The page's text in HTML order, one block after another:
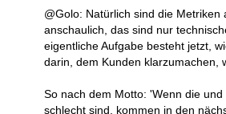
@Golo: Natürlich sind die Metriken
anschaulich, das sind nur
eigentliche Aufgabe besteht jetzt,
darin, dem Kunden klarzumachen,
So nach dem Motto: 'Wenn die
schlecht sind, kommen in den